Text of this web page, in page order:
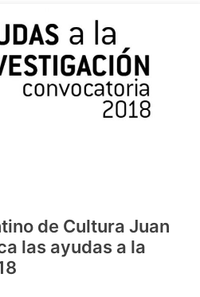
de Cultura Juan
las ayudas a la